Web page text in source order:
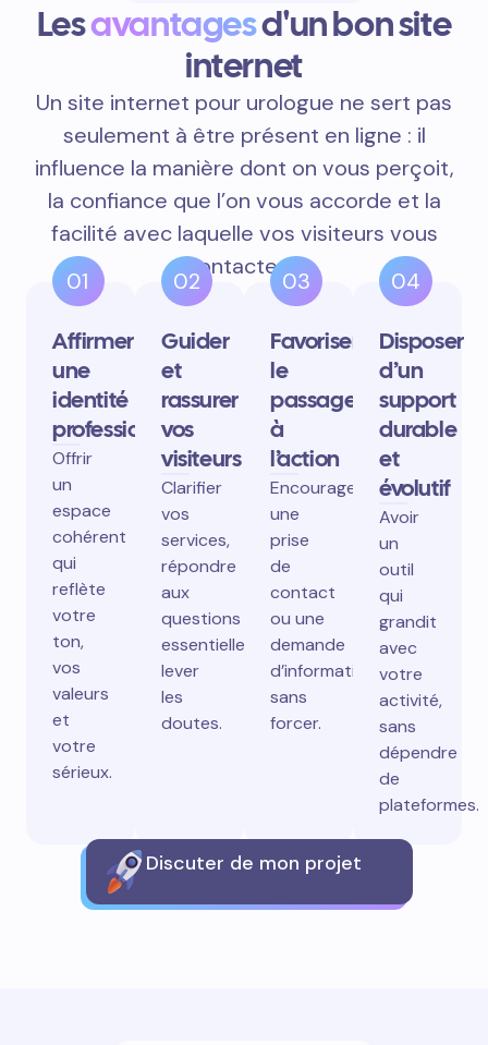
Lesavantagesd'un bon site
internet
Un site internet pour urologue ne sert pas
seulement à être présent en ligne : il
influence la manière dont on vous perçoit,
la confiance que l’on vous accorde et la
facilité avec laquelle vos visiteurs vous
contactent.
01
Affirmer
une
identité
professionnelle
Offrir
un
espace
cohérent
qui
reflète
votre
ton,
vos
valeurs
et
votre
sérieux.
02
Guider
et
rassurer
vos
visiteurs
Clarifier
vos
services,
répondre
aux
questions
essentielles,
lever
les
doutes.
03
Favoriser
le
passage
à
l’action
Encourager
une
prise
de
contact
ou une
demande
d’information
sans
forcer.
04
Disposer
d’un
support
durable
et
évolutif
Avoir
un
outil
qui
grandit
avec
votre
activité,
sans
dépendre
de
plateformes.
Discuter de mon projet